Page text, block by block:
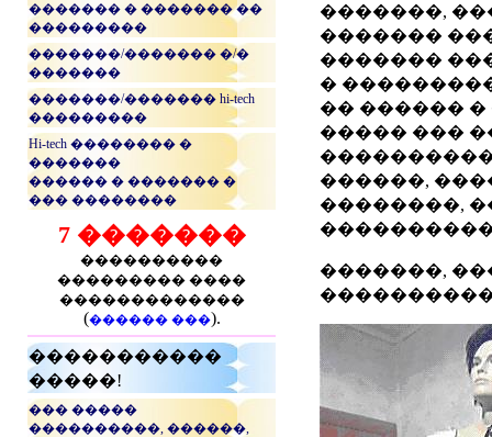
������� � ������� ��
���������
�������/������� �/�
�������
�������/������� hi-tech
���������
Hi-tech �������� �
�������
������ � ������� �
��� ��������
7 �������
����������
��������� ����
�������������
(������ ���).
�����������
�����!
��� �����
����������, ������,
�������,
�������
�������
�
�� ������
����� ���
������,
��������,
�������,
�����������.